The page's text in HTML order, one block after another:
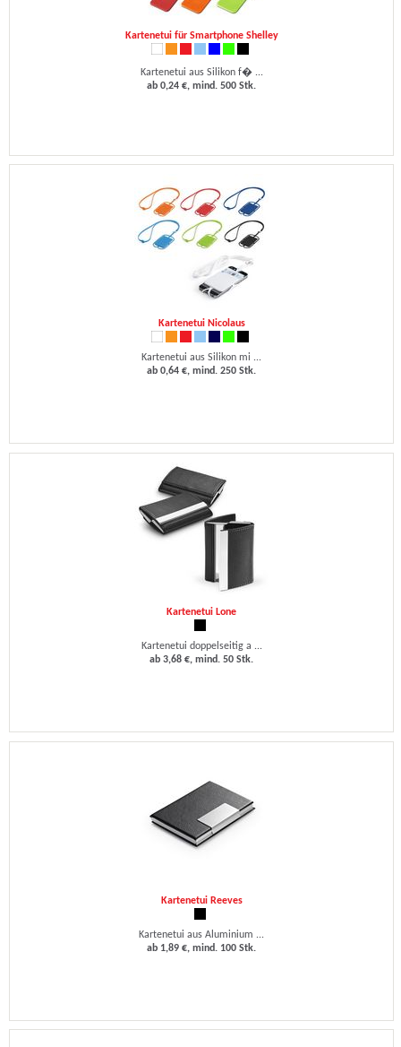
Kartenetui für Smartphone Shelley
Kartenetui aus Silikon f� ...
ab 0,24 €, mind. 500 Stk.
Kartenetui Nicolaus
Kartenetui aus Silikon mi ...
ab 0,64 €, mind. 250 Stk.
Kartenetui Lone
Kartenetui doppelseitig a ...
ab 3,68 €, mind. 50 Stk.
Kartenetui Reeves
Kartenetui aus Aluminium ...
ab 1,89 €, mind. 100 Stk.